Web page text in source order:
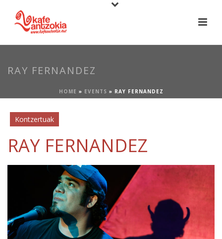
RAY FERNANDEZ
HOME » EVENTS » RAY FERNANDEZ
Kontzertuak
RAY FERNANDEZ